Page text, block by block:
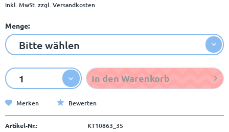
inkl. MwSt.zzgl. Versandkosten
Menge:
In den Warenkorb
Merken Bewerten
Artikel-Nr.:
KT10863_35